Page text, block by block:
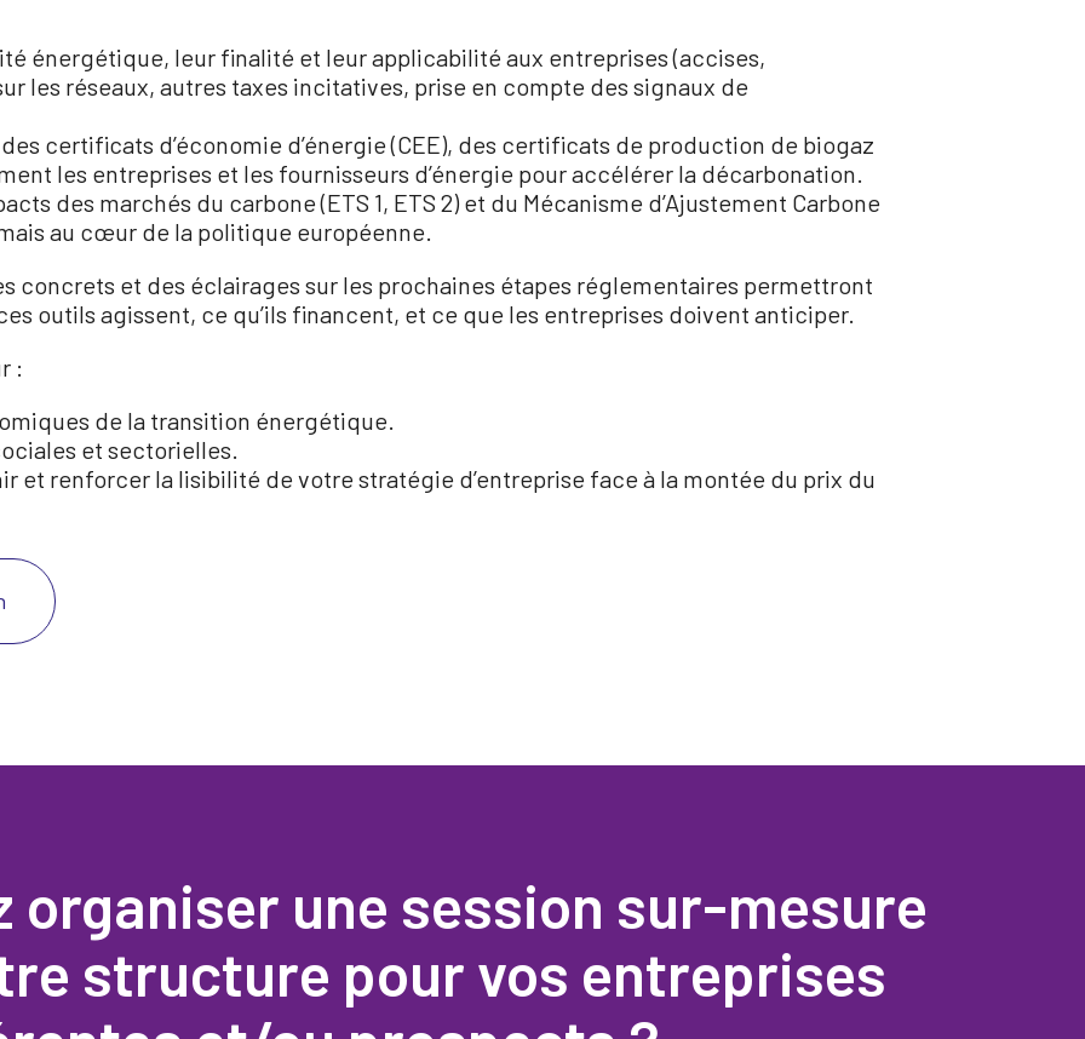
énergétique, leur finalité et leur applicabilité aux entreprises (accises,
les réseaux, autres taxes incitatives, prise en compte des signaux de
certificats d’économie d’énergie (CEE), des certificats de production de biogaz
les entreprises et les fournisseurs d’énergie pour accélérer la décarbonation.
des marchés du carbone (ETS 1, ETS 2) et du Mécanisme d’Ajustement Carbone
au cœur de la politique européenne.
concrets et des éclairages sur les prochaines étapes réglementaires permettront
outils agissent, ce qu’ils financent, et ce que les entreprises doivent anticiper.
:
de la transition énergétique.
et sectorielles.
et renforcer la lisibilité de votre stratégie d’entreprise face à la montée du prix du
organiser une session sur-mesure
structure pour vos entreprises